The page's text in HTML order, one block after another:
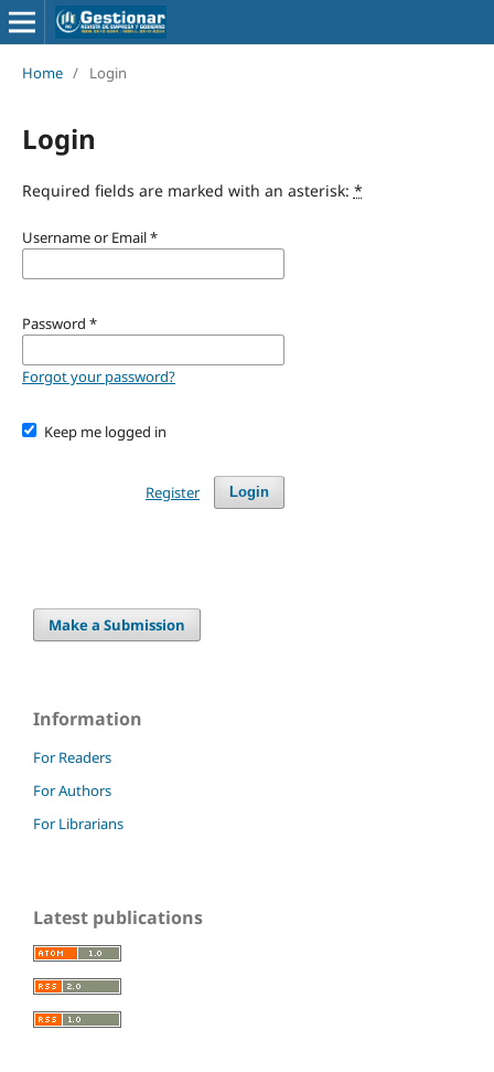
Home / Login
Login
Required fields are marked with an asterisk: *
Username or Email*
Password *
Forgot your password?
Keep me logged in
Login
Register
Make a Submission
Information
For Readers
For Authors
For Librarians
Latest publications